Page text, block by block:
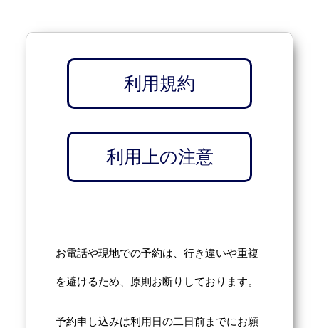
利用規約
利用上の注意
お電話や現地での予約は、行き違いや重複
を避けるため、原則お断りしております。
予約申し込みは利用日の二日前までにお願